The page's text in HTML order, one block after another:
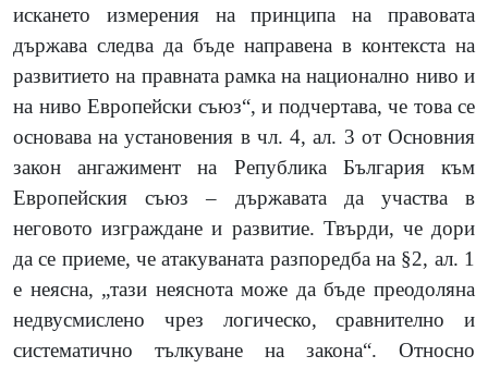
искането измерения на принципа на правовата
държава следва да бъде направена в контекста на
развитието на правната рамка на национално ниво и
на ниво Европейски съюз“, и подчертава, че това се
основава на установения в чл. 4, ал. 3 от Основния
закон ангажимент на Република България към
Европейския съюз – държавата да участва в
неговото изграждане и развитие. Твърди, че дори
да се приеме, че атакуваната разпоредба на §2, ал. 1
е неясна, „тази неяснота може да бъде преодоляна
недвусмислено чрез логическо, сравнително и
систематично тълкуване на закона“. Относно